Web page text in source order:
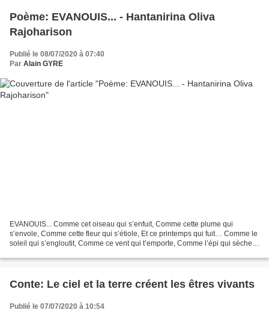
Poème: EVANOUIS... - Hantanirina Oliva
Rajoharison
Publié le 08/07/2020 à 07:40
Par Alain GYRE
EVANOUIS... Comme cet oiseau qui s’enfuit, Comme cette plume qui
s’envole, Comme cette fleur qui s’étiole, Et ce printemps qui fuit… Comme le
soleil qui s’engloutit, Comme ce vent qui t’emporte, Comme l’épi qui sèche à
Conte: Le ciel et la terre créent les êtres vivants
Publié le 07/07/2020 à 10:54